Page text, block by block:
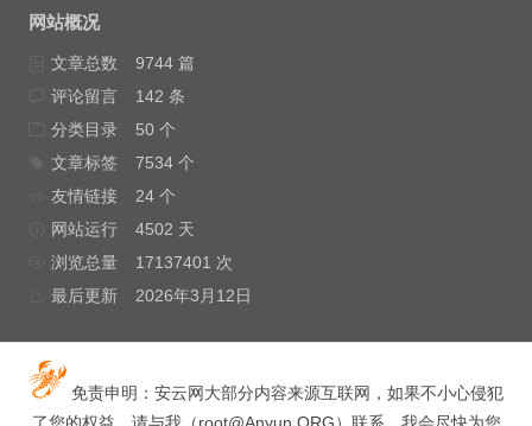
网站概况
文章总数
9744 篇
评论留言
142 条
分类目录
50 个
文章标签
7534 个
友情链接
24 个
网站运行
4502 天
浏览总量
17137401 次
最后更新
2026年3月12日
免责申明：安云网大部分内容来源互联网，如果不小心侵犯